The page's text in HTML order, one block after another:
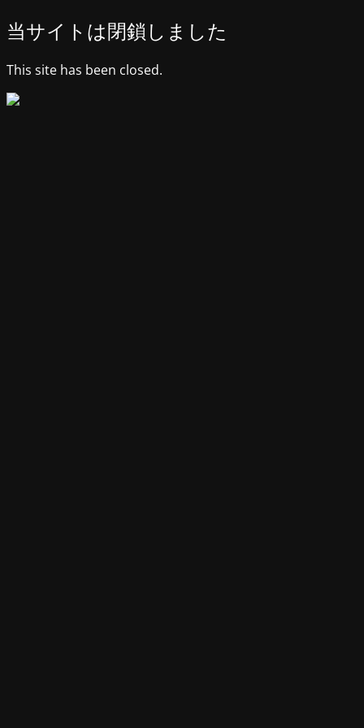
当サイトは閉鎖しました
This site has been closed.